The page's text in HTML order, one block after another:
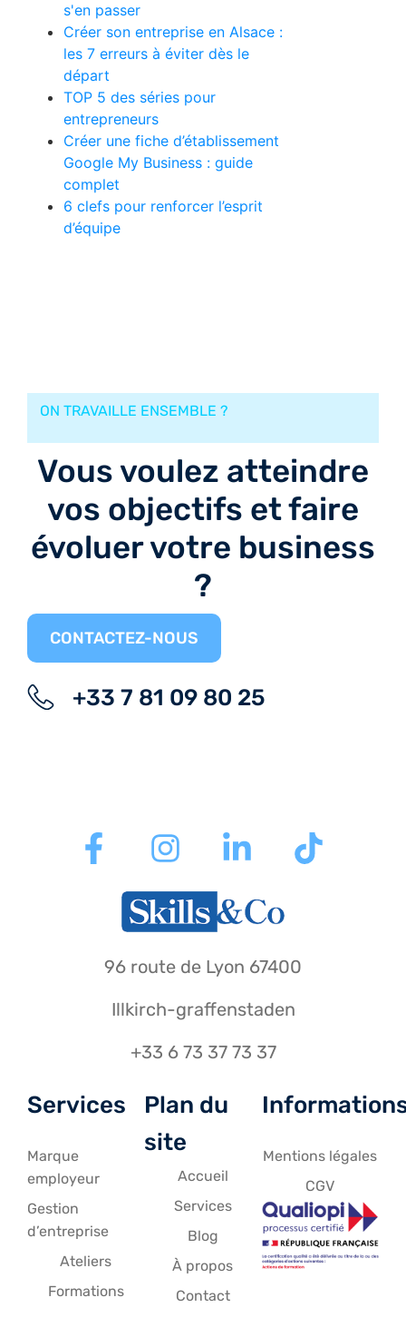
s'en passer
Créer son entreprise en Alsace :
les 7 erreurs à éviter dès le
départ
TOP 5 des séries pour
entrepreneurs
Créer une fiche d’établissement
Google My Business : guide
complet
6 clefs pour renforcer l’esprit
d’équipe
ON TRAVAILLE ENSEMBLE ?
Vous voulez atteindre
vos objectifs et faire
évoluer votre business
?
CONTACTEZ-NOUS
+33 7 81 09 80 25
96 route de Lyon 67400
Illkirch-graffenstaden
+33 6 73 37 73 37
Services
Marque
employeur
Gestion
d’entreprise
Ateliers
Formations
Plan du
site
Accueil
Services
Blog
À propos
Contact
Mentions légales
CGV